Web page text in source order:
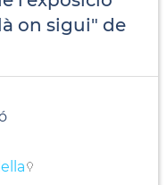
on sigui" de